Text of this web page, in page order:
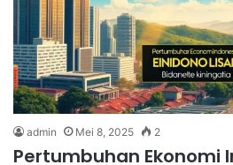
admin Mei 8, 2025 2
Pertumbuhan Ekonomi